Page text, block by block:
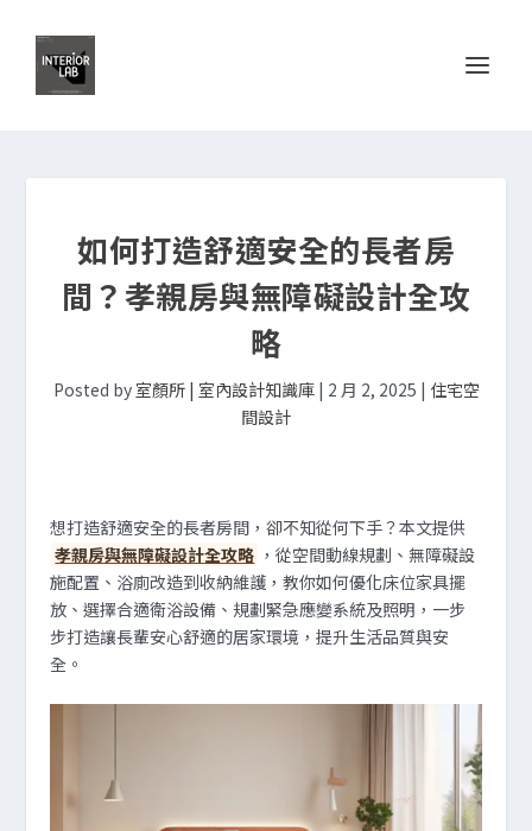
如何打造舒適安全的長者房
間？孝親房與無障礙設計全攻
略
Posted by 室顏所 | 室內設計知識庫| 2 月 2, 2025 | 住宅空
間設計
想打造舒適安全的長者房間，卻不知從何下手？本文提供
孝親房與無障礙設計全攻略 ，從空間動線規劃、無障礙設
施配置、浴廁改造到收納維護，教你如何優化床位家具擺
放、選擇合適衛浴設備、規劃緊急應變系統及照明，一步
步打造讓長輩安心舒適的居家環境，提升生活品質與安
全。